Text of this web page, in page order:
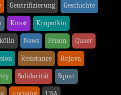
Gentrifizierung Geschichte
Knast Kropotkin
News Prison Queer
Resistance Rojava
Solidarität Squat